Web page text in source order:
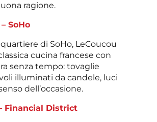
ragione.
SoHo
di SoHo, LeCoucou
cucina francese con
senza tempo: tovaglie
illuminati da candele, luci
dell’occasione.
Financial District